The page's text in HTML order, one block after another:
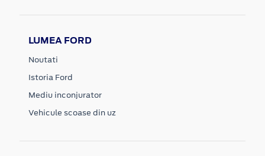
LUMEA FORD
Noutati
Istoria Ford
Mediu inconjurator
Vehicule scoase din uz